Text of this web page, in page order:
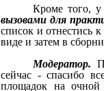
Кроме того,
вызовами для
список и отнестись
виде и затем в
Модератор.
сейчас - спасибо
площадок на очной